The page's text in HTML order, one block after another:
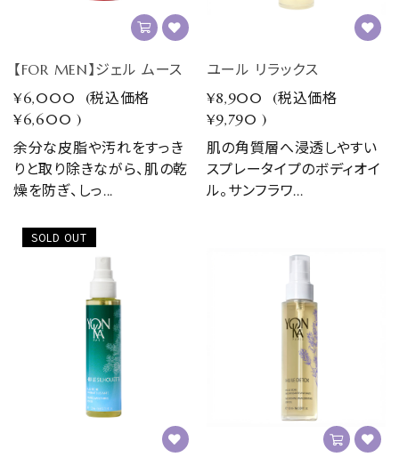
【FOR MEN】ジェル ムース
¥6,000
(税込価格
¥6,600 )
余分な皮脂や汚れをすっき
りと取り除きながら、肌の乾
燥を防ぎ、しっ...
ユール リラックス
¥8,900
(税込価格
¥9,790 )
肌の角質層へ浸透しやすい
スプレータイプのボディオイ
ル。サンフラワ...
SOLD OUT